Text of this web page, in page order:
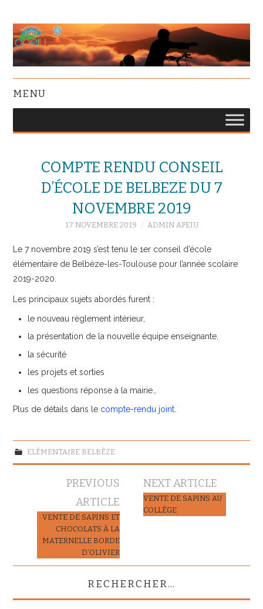
MENU
COMPTE RENDU CONSEIL
D’ÉCOLE DE BELBEZE DU 7
NOVEMBRE 2019
17 NOVEMBRE 2019 ADMIN APEIU
Le 7 novembre 2019 s’est tenu le 1er conseil d’école
élémentaire de Belbèze-les-Toulouse pour l’année scolaire
2019-2020.
Les principaux sujets abordés furent :
le nouveau règlement intérieur,
la présentation de la nouvelle équipe enseignante,
la sécurité
les projets et sorties
les questions réponse à la mairie…
Plus de détails dans le compte-rendu joint.
ELÉMENTAIRE BELBÈZE
Navigation
articles
PREVIOUS
ARTICLE
VENTE DE SAPINS ET
CHOCOLATS À LA
MATERNELLE BORDE
D’OLIVIER
NEXT ARTICLE
VENTE DE SAPINS AU
COLLÈGE
RECHERCHER…